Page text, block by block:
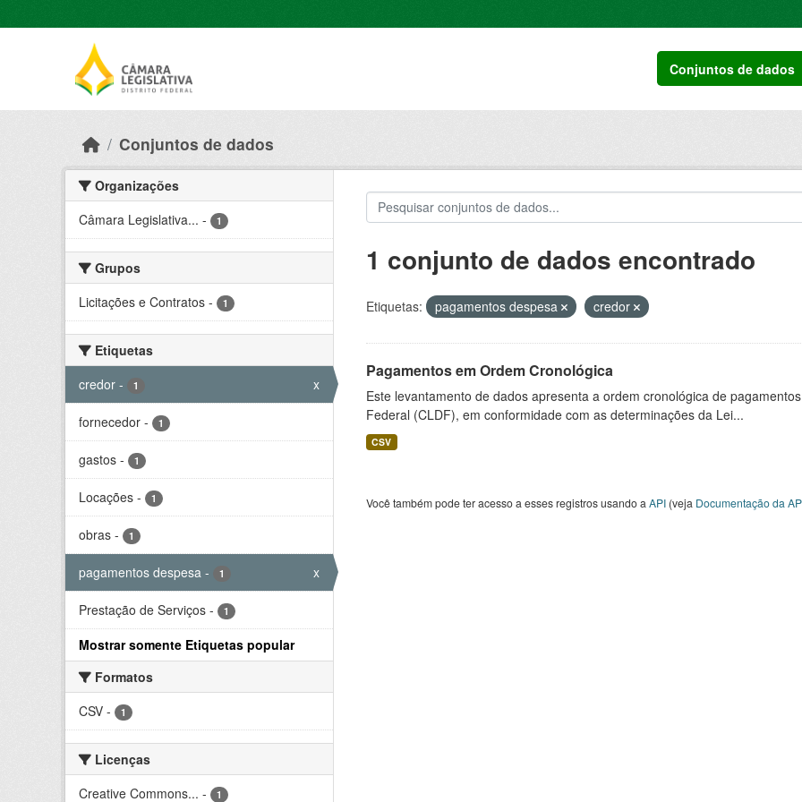
Conjuntos de dados
Conjuntos de dados
Organizações
Câmara Legislativa... - 1
Grupos
Licitações e Contratos - 1
Etiquetas
credor - 1 x
fornecedor - 1
gastos - 1
Locações - 1
obras - 1
pagamentos despesa - 1 x
Prestação de Serviços - 1
Mostrar somente Etiquetas popular
Formatos
CSV - 1
Licenças
Creative Commons... - 1
1 conjunto de dados encontrado
Etiquetas: pagamentos despesa credor
Pagamentos em Ordem Cronológica
Este levantamento de dados apresenta a ordem cronológica de
Federal (CLDF), em conformidade com as determinações da Lei...
CSV
Você também pode ter acesso a esses registros usando a API(veja Documentação da